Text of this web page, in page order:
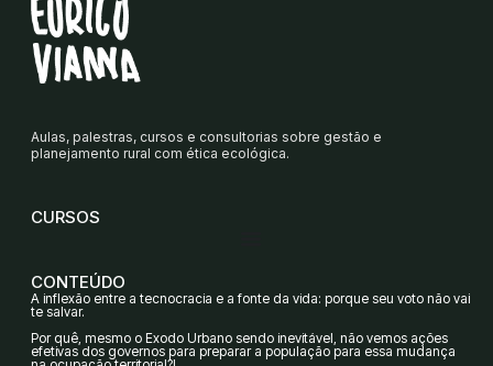
Aulas, palestras, cursos e consultorias sobre gestão e
planejamento rural com ética ecológica.
CURSOS
CONTEÚDO
A inflexão entre a tecnocracia e a fonte da vida: porque seu voto não vai
te salvar.
Por quê, mesmo o Êxodo Urbano sendo inevitável, não vemos ações
efetivas dos governos para preparar a população para essa mudança